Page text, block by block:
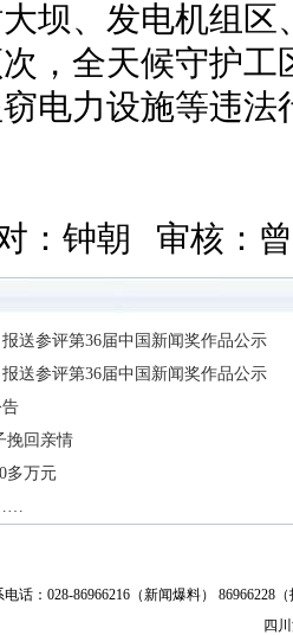
坝、发电机组
，全天候守护
电力设施等违
：钟朝 审核：
送参评第36届中国新闻奖作品公示
送参评第36届中国新闻奖作品公示
挽回亲情
多万元
……
电话：028-86966216（新闻爆料） 86966228
四